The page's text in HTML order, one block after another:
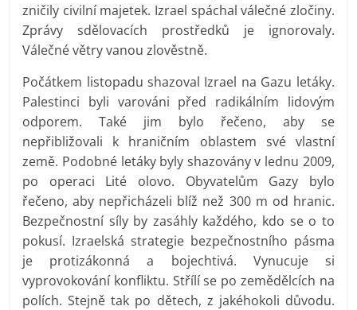
zničily civilní majetek. Izrael spáchal válečné zločiny.
Zprávy sdělovacích prostředků je ignorovaly.
Válečné větry vanou zlověstně.
Počátkem listopadu shazoval Izrael na Gazu letáky.
Palestinci byli varováni před radikálním lidovým
odporem. Také jim bylo řečeno, aby se
nepřibližovali k hraničním oblastem své vlastní
země. Podobné letáky byly shazovány v lednu 2009,
po operaci Lité olovo. Obyvatelům Gazy bylo
řečeno, aby nepřicházeli blíž než 300 m od hranic.
Bezpečnostní síly by zasáhly každého, kdo se o to
pokusí. Izraelská strategie bezpečnostního pásma
je protizákonná a bojechtivá. Vynucuje si
vyprovokování konfliktu. Střílí se po zemědělcích na
polích. Stejně tak po dětech, z jakéhokoli důvodu.